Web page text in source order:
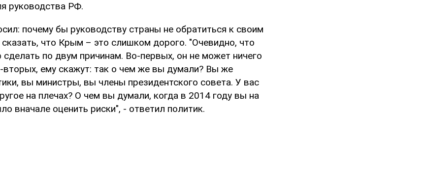
руководства РФ.
почему бы руководству страны не обратиться к своим
что Крым – это слишком дорого. "Очевидно, что
сделать по двум причинам. Во-первых, он не может ничего
вторых, ему скажут: так о чем же вы думали? Вы же
вы министры, вы члены президентского совета. У вас
на плечах? О чем вы думали, когда в 2014 году вы на
вначале оценить риски", - ответил политик.